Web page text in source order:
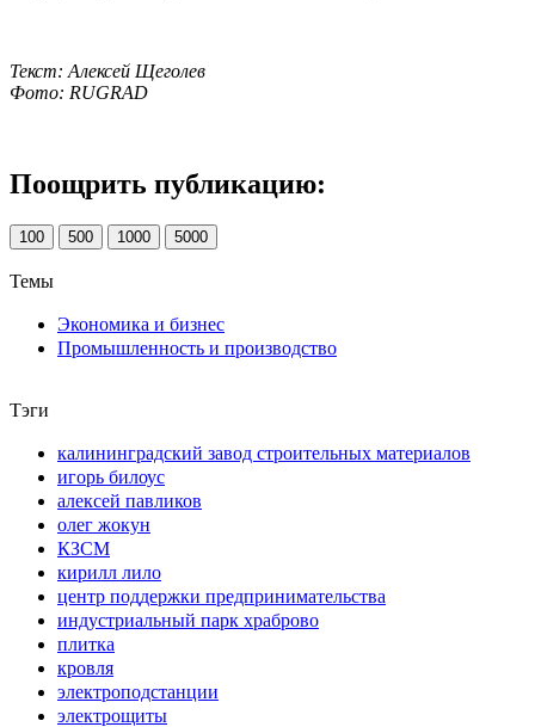
Текст: Алексей Щеголев
Фото: RUGRAD
Поощрить публикацию:
100 500 1000 5000
Темы
Экономика и бизнес
Промышленность и производство
Тэги
калининградский завод строительных материалов
игорь билоус
алексей павликов
олег жокун
КЗСМ
кирилл лило
центр поддержки предпринимательства
индустриальный парк храброво
плитка
кровля
электроподстанции
электрощиты